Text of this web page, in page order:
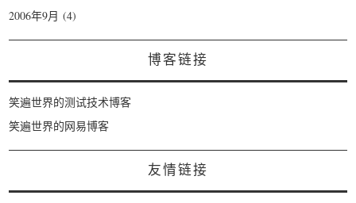
2006年9月 (4)
博客链接
笑遍世界的测试技术博客
笑遍世界的网易博客
友情链接